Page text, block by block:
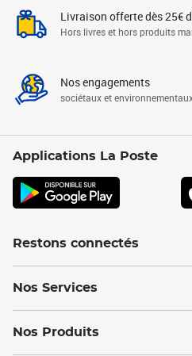
Livraison offerte dès 25€
Hors livres et hors produits
Nos engagements
sociétaux et
Applications La Poste
Restons connectés
Nos Services
Nos Produits